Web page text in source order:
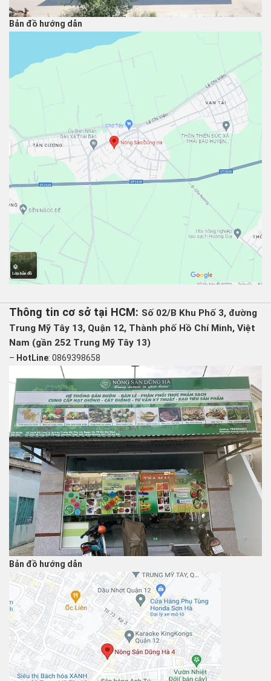
Bản đồ hướng dẫn
Thông tin cơ sở tại HCM: Số 02/B Khu Phố 3, đường
Trung Mỹ Tây 13, Quận 12, Thành phố Hồ Chí Minh, Việt
Nam (gần 252 Trung Mỹ Tây 13)
– HotLine: 0869398658
Bản đồ hướng dẫn